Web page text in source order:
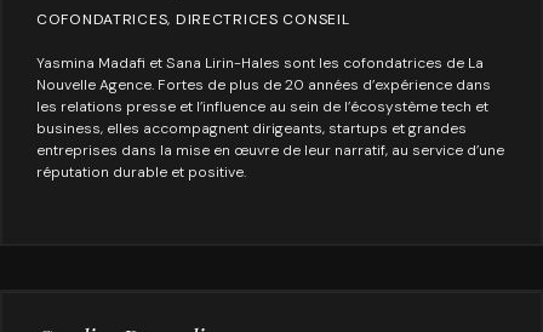
COFONDATRICES, DIRECTRICES CONSEIL
Yasmina Madafi et Sana Lirin-Hales sont les cofondatrices de La
Nouvelle Agence. Fortes de plus de 20 années d’expérience dans
les relations presse et l’influence au sein de l’écosystème tech et
business, elles accompagnent dirigeants, startups et grandes
entreprises dans la mise en œuvre de leur narratif, au service d’une
réputation durable et positive.